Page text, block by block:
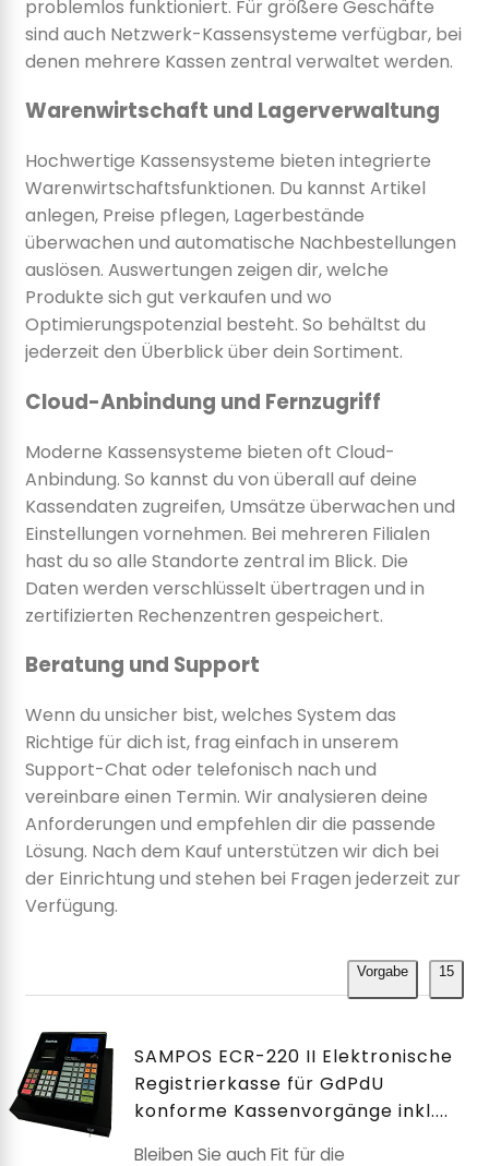
problemlos funktioniert. Für größere Geschäfte
sind auch Netzwerk-Kassensysteme verfügbar, bei
denen mehrere Kassen zentral verwaltet werden.
Warenwirtschaft und Lagerverwaltung
Hochwertige Kassensysteme bieten integrierte
Warenwirtschaftsfunktionen. Du kannst Artikel
anlegen, Preise pflegen, Lagerbestände
überwachen und automatische Nachbestellungen
auslösen. Auswertungen zeigen dir, welche
Produkte sich gut verkaufen und wo
Optimierungspotenzial besteht. So behältst du
jederzeit den Überblick über dein Sortiment.
Cloud-Anbindung und Fernzugriff
Moderne Kassensysteme bieten oft Cloud-
Anbindung. So kannst du von überall auf deine
Kassendaten zugreifen, Umsätze überwachen und
Einstellungen vornehmen. Bei mehreren Filialen
hast du so alle Standorte zentral im Blick. Die
Daten werden verschlüsselt übertragen und in
zertifizierten Rechenzentren gespeichert.
Beratung und Support
Wenn du unsicher bist, welches System das
Richtige für dich ist, frag einfach in unserem
Support-Chat oder telefonisch nach und
vereinbare einen Termin. Wir analysieren deine
Anforderungen und empfehlen dir die passende
Lösung. Nach dem Kauf unterstützen wir dich bei
der Einrichtung und stehen bei Fragen jederzeit zur
Verfügung.
Vorgabe 15
SAMPOS ECR-220 II Elektronische
Registrierkasse für GdPdU
konforme Kassenvorgänge inkl....
Bleiben Sie auch Fit für die